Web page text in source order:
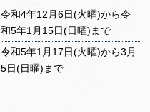
令和4年12月6日(火曜)から令
和5年1月15日(日曜)まで
令和5年1月17日(火曜)から3月
5日(日曜)まで